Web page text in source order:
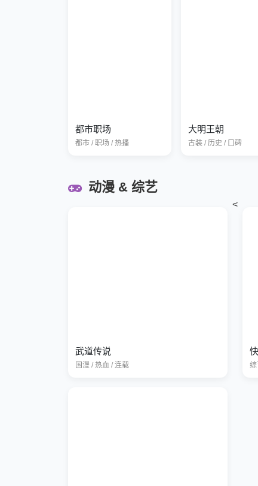
都市职场
都市 / 职场 / 热播
大明王朝
古装 / 历史 / 口碑
动漫 & 综艺
武道传说
国漫 / 热血 / 连载
<
综